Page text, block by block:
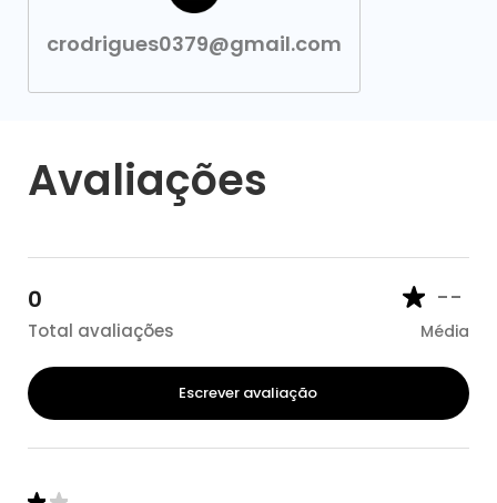
crodrigues0379@gmail.com
Avaliações
0
Total avaliações
--
Média
Escrever avaliação